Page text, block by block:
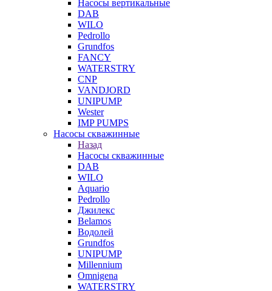
Насосы вертикальные
DAB
WILO
Pedrollo
Grundfos
FANCY
WATERSTRY
CNP
VANDJORD
UNIPUMP
Wester
IMP PUMPS
Насосы скважинные
Назад
Насосы скважинные
DAB
WILO
Aquario
Pedrollo
Джилекс
Belamos
Водолей
Grundfos
UNIPUMP
Millennium
Omnigena
WATERSTRY